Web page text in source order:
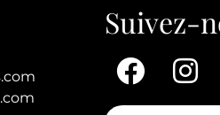
Suivez-